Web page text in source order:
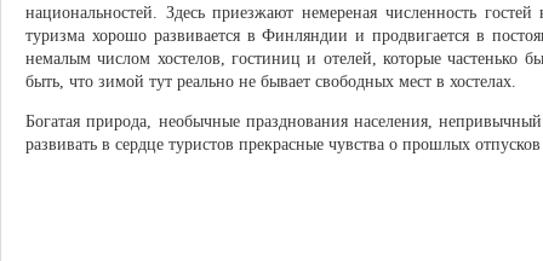
национальностей. Здесь приезжают немереная численность
туризма хорошо развивается в Финляндии и продвигается в
немалым числом хостелов, гостиниц и отелей, которые частенько
быть, что зимой тут реально не бывает свободных мест в хостелах.
Богатая природа, необычные празднования населения,
развивать в сердце туристов прекрасные чувства о прошлых